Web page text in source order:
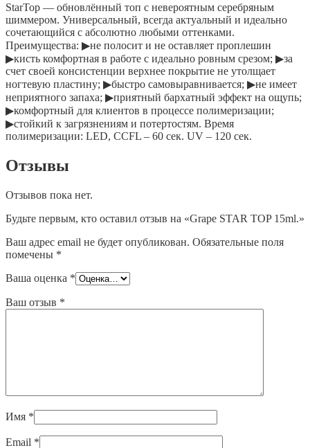
StarTop — обновлённый топ с невероятным серебряным
шиммером. Универсальный, всегда актуальный и идеально
сочетающийся с абсолютно любыми оттенками.
Преимущества: ▶не полосит и не оставляет проплешин
▶кисть комфортная в работе с идеально ровным срезом; ▶за
счет своей консистенции верхнее покрытие не утолщает
ногтевую пластину; ▶быстро самовыравнивается; ▶не имеет
неприятного запаха; ▶приятный бархатный эффект на ощупь;
▶комфортный для клиентов в процессе полимеризации;
▶стойкий к загрязнениям и потертостям. Время
полимеризации: LED, CCFL – 60 сек. UV – 120 сек.
Отзывы
Отзывов пока нет.
Будьте первым, кто оставил отзыв на «Grape STAR TOP 15ml.»
Ваш адрес email не будет опубликован. Обязательные поля
помечены *
Ваша оценка *
Ваш отзыв *
Имя *
Email *